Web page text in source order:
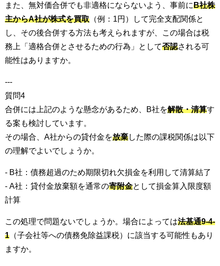
また、無対価合併でも非適格にならないよう、事前にB社株
主からA社が株式を買取 （例：1円）して完全支配関係と
し、その後合併する方法も考えられますが、この場合は税
務上「適格合併とさせるための行為」として否認される可
能性はありますか。
---
質問4
合併には上記のような懸念があるため、B社を解散・清算す
る案も検討しています。
その場合、A社からの貸付金を放棄した際の課税関係は以下
の理解でよいでしょうか。
- B社：債務超過のため期限切れ欠損金を利用して清算結了
- A社：貸付金放棄額を通常の寄附金として損金算入限度額
計算
この処理で問題ないでしょうか。場合によっては法基通9-4-
1 （子会社等への債務免除益課税）に該当する可能性もあり
ますか。